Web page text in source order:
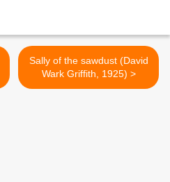
Sally of the sawdust (David
Wark Griffith, 1925) >